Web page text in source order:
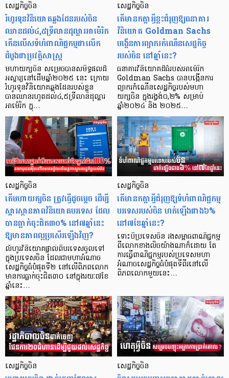
សេដ្ឋកិច្ចចិន
រំហូរទុនវិនិយោគឆ្លងដែនរបស់ចិន
ឈានដល់៤,៥ទ្រីលានដុល្លារអាម៉េរិក
កើនលើសទំហំពាណិជ្ជកម្មជាលើក
ដំបូងជាប្រវត្តិសាស្ត្រ
មហាយក្សចិន សម្រេចបានសមិទ្ធផលដ៏
អស្ចារ្យនៅដើមឆ្នាំ២០២៥ នេះ ក្រោយ
រំហូរទុនវិនិយោគឆ្លងដែនរបស់ខ្លួន
បានឈានរហូតដល់៤,៥ទ្រីលានដុល្លារ
អាម៉េរិក ក្នុ…
សេដ្ឋកិច្ចចិន
តើមានកត្តាអ្វីខ្លះជំរុញឱ្យធនាគារ
វិនិយោគ Goldman Sachs
បង្កើនការព្យាករកំណើនសេដ្ឋកិច្ច
របស់ចិន នៅឆ្នាំនេះ?
ធនាគារវិនិយោគដ៏ធំរបស់អាម៉េរិក
Goldman Sachs បានបង្កើនការ
ព្យាករកំណើនសេដ្ឋកិច្ចរបស់មហា
យក្សចិន ក្នុងរង្វង់០,២% សម្រាប់
ឆ្នាំ២០២៤ និង ២០២៥…
សេដ្ឋកិច្ចចិន
តើមហាយក្សចិន ត្រូវធ្វើដូចម្តេច ដើម្បី
ស្តារស្ថានភាពវិនិយោគបរទេស ដែល
បានធ្លាក់ចុះជិត៣០% នៅ៧ឆ្នាំនេះ
ឱ្យមានភាពល្អប្រសើរឡើងវិញ?
លំហូរវិនិយោគផ្ទាល់ពីបរទេសចូលទៅ
ក្នុងប្រទេសចិន ដែលជាមហាអំណាច
សេដ្ឋកិច្ចធំបំផុតទី២ នៅលើពិភពលោក
មានការធ្លាក់ចុះជិត៣០ នៅក្នុងរយៈ៧ខែ
ឆ្នាំនេះ…
សេដ្ឋកិច្ចចិន
តើមានកត្តាអ្វីជំរុញឱ្យទំហំពាណិជ្ជកម្ម
បរទេសរបស់ចិន ហក់ឡើងជាង៦%
នៅ៧ខែឆ្នាំនេះ?
ទោះបីប្រទេសចិន រងសម្ពាធពាណិជ្ជកម្ម
ពីលោកខាងលិចយ៉ាងណាក៏ដោយ តែ
ការធ្វើពាណិជ្ជកម្មរបស់ប្រទេសមហា
អំណាចសេដ្ឋកិច្ចធំបំផុតទីពីរនៅលើ
ពិភពលោកមួយនេះ…
សេដ្ឋកិច្ចចិន សេដ្ឋកិច្ចចិន